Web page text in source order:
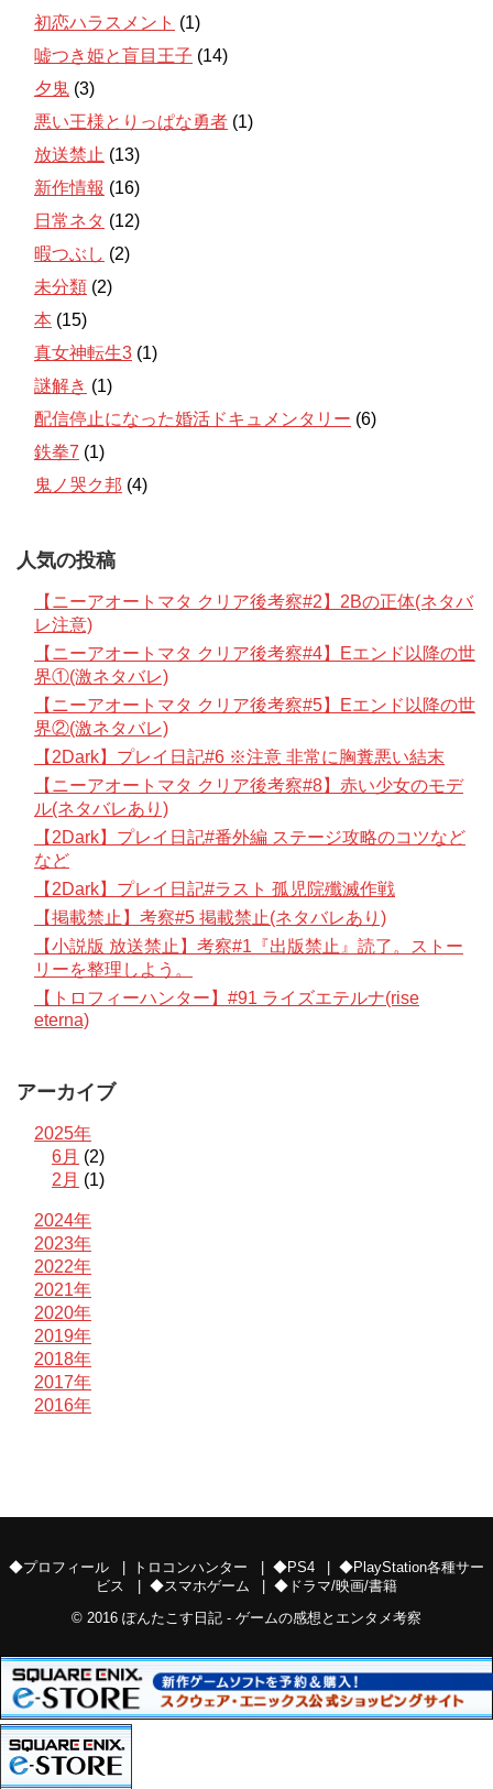
初恋ハラスメント (1)
嘘つき姫と盲目王子 (14)
夕鬼 (3)
悪い王様とりっぱな勇者 (1)
放送禁止 (13)
新作情報 (16)
日常ネタ (12)
暇つぶし (2)
未分類 (2)
本 (15)
真女神転生3 (1)
謎解き (1)
配信停止になった婚活ドキュメンタリー (6)
鉄拳7 (1)
鬼ノ哭ク邦 (4)
人気の投稿
【ニーアオートマタ クリア後考察#2】2Bの正体(ネタバ
レ注意)
【ニーアオートマタ クリア後考察#4】Eエンド以降の世
界①(激ネタバレ)
【ニーアオートマタ クリア後考察#5】Eエンド以降の世
界②(激ネタバレ)
【2Dark】プレイ日記#6 ※注意 非常に胸糞悪い結末
【ニーアオートマタ クリア後考察#8】赤い少女のモデ
ル(ネタバレあり)
【2Dark】プレイ日記#番外編 ステージ攻略のコツなど
など
【2Dark】プレイ日記#ラスト 孤児院殲滅作戦
【掲載禁止】考察#5 掲載禁止(ネタバレあり)
【小説版 放送禁止】考察#1『出版禁止』読了。ストー
リーを整理しよう。
【トロフィーハンター】#91 ライズエテルナ(rise
eterna)
アーカイブ
2025年
6月 (2)
2月 (1)
2024年
2023年
2022年
2021年
2020年
2019年
2018年
2017年
2016年
◆プロフィール トロコンハンター ◆PS4
◆PlayStation各種サー
ビス
◆スマホゲーム
◆ドラマ/映画/書籍
© 2016 ぽんたこす日記 - ゲームの感想とエンタメ考察